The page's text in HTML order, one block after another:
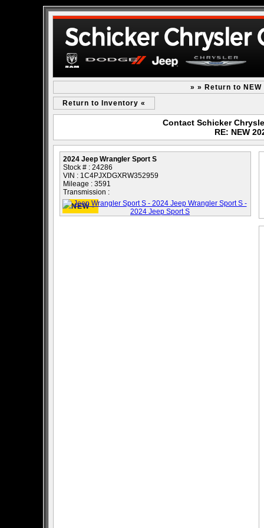
» » Return to
Return to Inventory «
Contact Schicker
RE: NEW
2024 Jeep Wrangler Sport S
Stock # : 24286
VIN : 1C4PJXDGXRW352959
Mileage : 3591
Transmission :
- NEW -